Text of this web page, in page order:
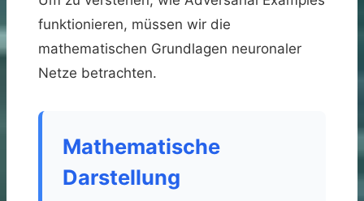
funktionieren, müssen wir die
mathematischen Grundlagen neuronaler
Netze betrachten.
Mathematische
Darstellung